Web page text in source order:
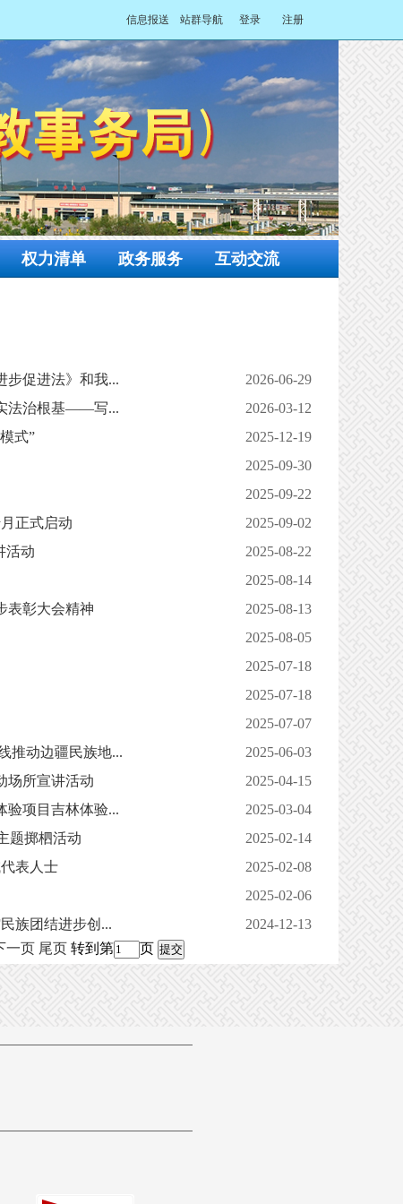
信息报送 站群导航 登录 注册
权力清单 政务服务 互动交流
步促进法》和我...
2026-06-29
法治根基——写...
2026-03-12
式”
2025-12-19
2025-09-30
2025-09-22
正式启动
2025-09-02
活动
2025-08-22
2025-08-14
表彰大会精神
2025-08-13
2025-08-05
2025-07-18
2025-07-18
2025-07-07
推动边疆民族地...
2025-06-03
场所宣讲活动
2025-04-15
验项目吉林体验...
2025-03-04
题掷柶活动
2025-02-14
表人士
2025-02-08
2025-02-06
族团结进步创...
2024-12-13
一页 尾页 转到第 页